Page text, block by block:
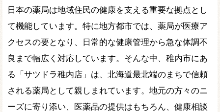
日本の薬局は地域住民の健康を支える重要な拠点とし
て機能しています。特に地方都市では、薬局が医療ア
クセスの要となり、日常的な健康管理から急な体調不
良まで幅広く対応しています。そんな中、稚内市にあ
る「サツドラ稚内店」は、北海道最北端のまちで信頼
される薬局として親しまれています。地元の方々のニ
ーズに寄り添い、医薬品の提供はもちろん、健康相談